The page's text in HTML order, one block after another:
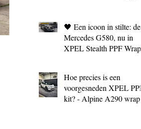
🖤 Een icoon in stilte: de
Mercedes G580, nu in
XPEL Stealth PPF Wrap
Hoe precies is een
voorgesneden XPEL PPF
kit? - Alpine A290 wrap